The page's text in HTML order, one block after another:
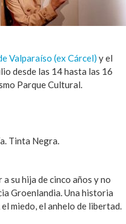
Valparaíso (ex Cárcel) y el
desde las 14 hasta las 16
Parque Cultural.
Tinta Negra.
su hija de cinco años y no
Groenlandia. Una historia
miedo, el anhelo de libertad.